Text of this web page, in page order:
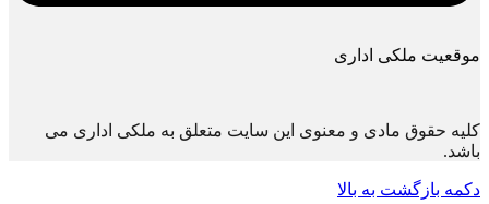
موقعیت ملکی اداری
کلیه حقوق مادی و معنوی این سایت متعلق به ملکی اداری می
باشد.
دکمه بازگشت به بالا